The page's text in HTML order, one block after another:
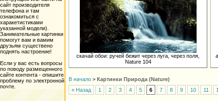
сайт производителя
телефона и там
ознакомиться с
харакетистиками
указанной модели).
Занимательные картинки
помогут вам и вамим
друзьям существено
поднять настроение!
Если у вас есть вопросы
по поводу размещенного
сайте контента - опишите
проблему по электронной
почте.
скачай обои: ручей бежит через луга, через поля,
Nature 104
В начало > Картинки Природа (Nature)
« Назад
1 2 3 4 5 6 7 8 9 10 11